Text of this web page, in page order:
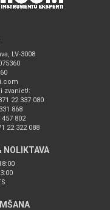
LV-3008
zvaniet!:
22 337 080
868
802
22 322 088
NOLIKTAVA